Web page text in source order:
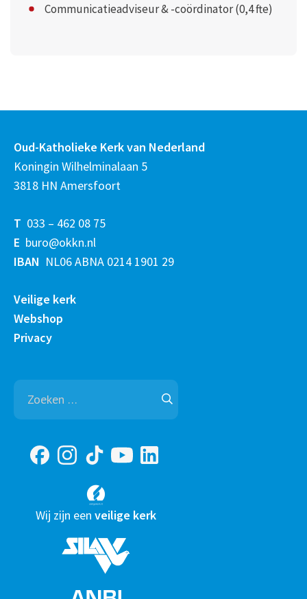
Communicatieadviseur & -coördinator (0,4 fte)
Oud-Katholieke Kerk van Nederland
Koningin Wilhelminalaan 5
3818 HN Amersfoort
T 033 – 462 08 75
E buro@okkn.nl
IBAN NL06 ABNA 0214 1901 29
Veilige kerk
Webshop
Privacy
Zoeken
naar:
Wij zijn een veilige kerk